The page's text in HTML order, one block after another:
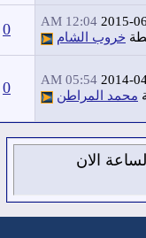
2015-
12:04 AM
خروب الشام 0
2014-
05:54 AM
محمد المراطن 0
اغسطس 2026 , الساعة الان